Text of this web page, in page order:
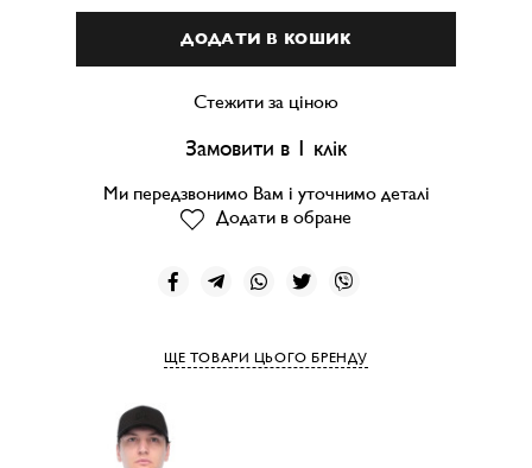
ДОДАТИ В КОШИК
Стежити за ціною
Замовити в 1 клік
Ми передзвонимо Вам і уточнимо деталі
Додати в обране
ЩЕ ТОВАРИ ЦЬОГО БРЕНДУ